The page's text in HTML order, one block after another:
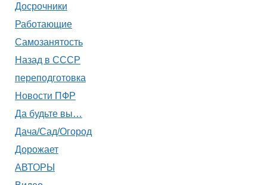
Досрочники
Работающие
Самозанятость
Назад в СССР
переподготовка
Новости ПФР
Да будьте вы…
Дача/Сад/Огород
Дорожает
АВТОРЫ